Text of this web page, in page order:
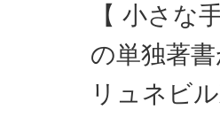
【 小さな
の単独著
リュネビ